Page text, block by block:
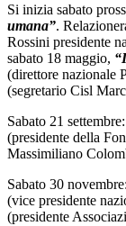
Si inizia sabato
umana”.
Rossini presidente
sabato 18 maggio,
(direttore nazionale
(segretario Cisl
Sabato 21 settembre:
(presidente della
Massimiliano
Sabato 30 novembre:
(vice presidente
(presidente